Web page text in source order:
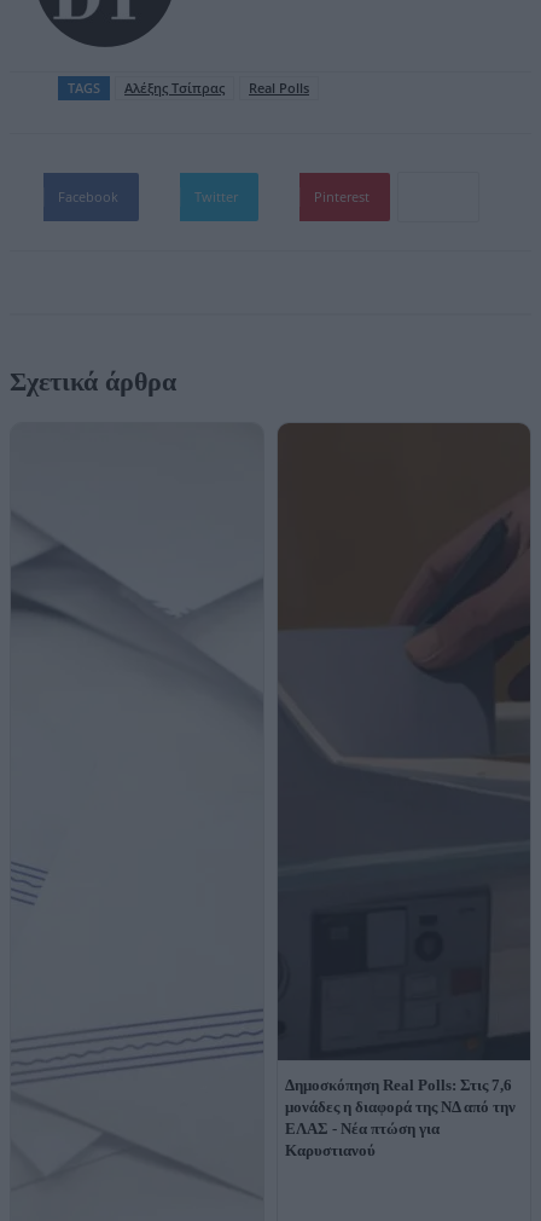
TAGS Aλέξης Τσίπρας Real Polls
Facebook Twitter Pinterest
Σχετικά άρθρα
Δημοσκόπηση Real Polls: Στις 7,6
μονάδες η διαφορά της ΝΔ από την
ΕΛΑΣ - Νέα πτώση για
Καρυστιανού